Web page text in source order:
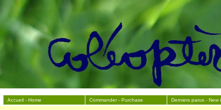
Accueil - Home Commander - Purchase Derniers parus - New